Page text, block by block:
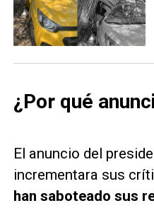
¿Por qué
El anuncio del
incrementara sus
han saboteado sus